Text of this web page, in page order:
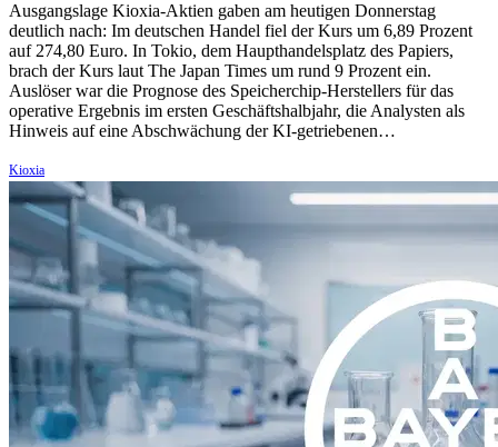
Ausgangslage Kioxia-Aktien gaben am heutigen Donnerstag
deutlich nach: Im deutschen Handel fiel der Kurs um 6,89 Prozent
auf 274,80 Euro. In Tokio, dem Haupthandelsplatz des Papiers,
brach der Kurs laut The Japan Times um rund 9 Prozent ein.
Auslöser war die Prognose des Speicherchip-Herstellers für das
operative Ergebnis im ersten Geschäftshalbjahr, die Analysten als
Hinweis auf eine Abschwächung der KI-getriebenen…
Kioxia